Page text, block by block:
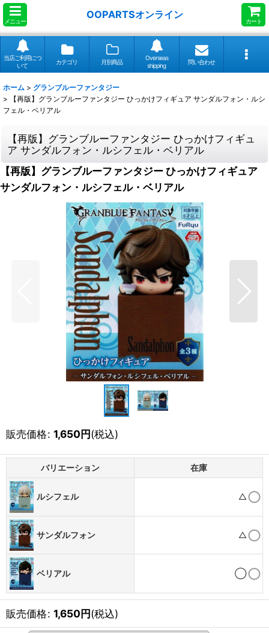
メニュー
OOPARTSオンライン
カート
当店ご利用につ
いて
カテゴリ 月別商品
Overseas
shipping
問い合わせ
ホーム > グランブルーファンタジー
>
【再版】グランブルーファンタジー ひっかけフィギュア サンダルフォン・ルシ
フェル・ベリアル
【再版】グランブルーファンタジー ひっかけフィギュ
ア サンダルフォン・ルシフェル・ベリアル
【再版】グランブルーファンタジー ひっかけフィギュア
サンダルフォン・ルシフェル・ベリアル
販売価格: 1,650円(税込)
バリエーション 在庫
ルシフェル △
サンダルフォン △
ベリアル ◯
販売価格: 1,650円(税込)